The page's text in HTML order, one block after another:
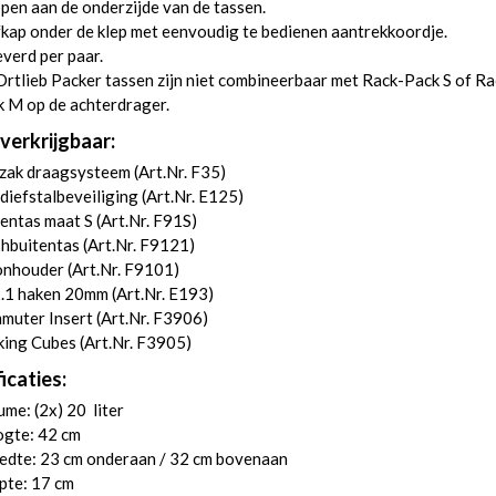
aan de onderzijde van de tassen.
onder de klep met eenvoudig te bedienen aantrekkoordje.
per paar.
Packer tassen zijn niet combineerbaar met Rack-Pack S of
M op de achterdrager.
draagsysteem (Art.Nr. F35)
(Art.Nr. E125)
maat S (Art.Nr. F91S)
(Art.Nr. F9121)
(Art.Nr. F9101)
haken 20mm (Art.Nr. E193)
Insert (Art.Nr. F3906)
Cubes (Art.Nr. F3905)
(2x) 20 liter
42 cm
23 cm onderaan / 32 cm bovenaan
17 cm